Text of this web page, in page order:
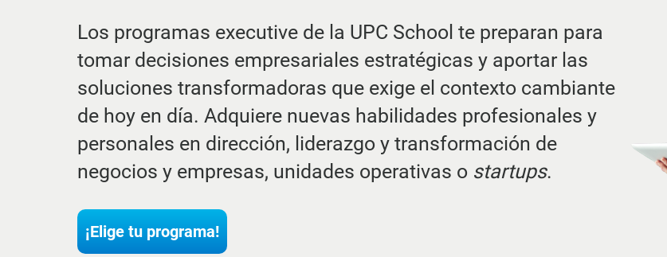
Los programas executive de la UPC School te preparan para
tomar decisiones empresariales estratégicas y aportar las
soluciones transformadoras que exige el contexto cambiante
de hoy en día. Adquiere nuevas habilidades profesionales y
personales en dirección, liderazgo y transformación de
negocios y empresas, unidades operativas o startups.
¡Elige tu programa!